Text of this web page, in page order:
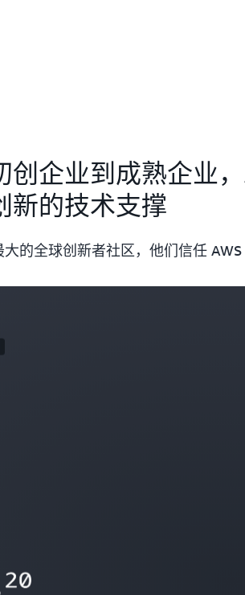
创企业到成熟企业
新的技术支撑
大的全球创新者社区，他们信任